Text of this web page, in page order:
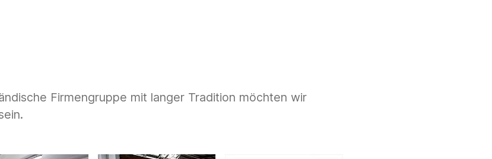
Firmengruppe mit langer Tradition möchten wir